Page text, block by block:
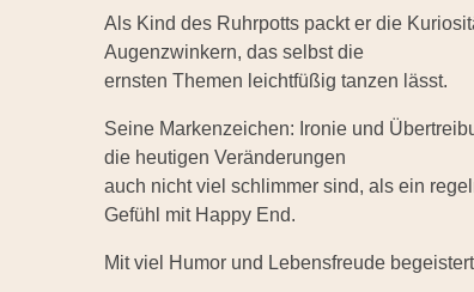
Als Kind des Ruhrpotts packt er die
Augenzwinkern, das selbst die
ernsten Themen leichtfüßig tanzen lässt.
Seine Markenzeichen: Ironie und
die heutigen Veränderungen
auch nicht viel schlimmer sind, als ein
Gefühl mit Happy End.
Mit viel Humor und Lebensfreude